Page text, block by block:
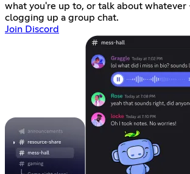
what you're up to, or talk about
clogging up a group chat.
Join Discord